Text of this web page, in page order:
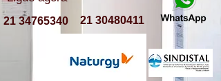
21 30480411
21 34765340